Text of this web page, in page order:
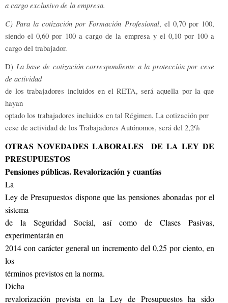
a cargo exclusivo de la empresa.
C) Para la cotización por Formación Profesional, el 0,70 por 100,
siendo el 0,60 por 100 a cargo de la empresa y el 0,10 por 100 a
cargo del trabajador.
D) La base de cotización correspondiente a la protección por cese
de actividad
de los trabajadores incluidos en el RETA, será aquella por la que
hayan
optado los trabajadores incluidos en tal Régimen. La cotización por
cese de actividad de los Trabajadores Autónomos, será del 2,2%
OTRAS NOVEDADES LABORALES DE LA LEY DE
PRESUPUESTOS
Pensiones públicas. Revalorización y cuantías
La
Ley de Presupuestos dispone que las pensiones abonadas por el
sistema
de la Seguridad Social, así como de Clases Pasivas,
experimentarán en
2014 con carácter general un incremento del 0,25 por ciento, en
los
términos previstos en la norma.
Dicha
revalorización prevista en la Ley de Presupuestos ha sido